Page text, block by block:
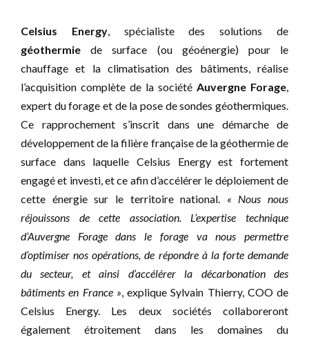
Celsius Energy, spécialiste des solutions de
géothermie de surface (ou géoénergie) pour le
chauffage et la climatisation des bâtiments, réalise
l’acquisition complète de la société Auvergne Forage,
expert du forage et de la pose de sondes géothermiques.
Ce rapprochement s’inscrit dans une démarche de
développement de la filière française de la géothermie de
surface dans laquelle Celsius Energy est fortement
engagé et investi, et ce afin d’accélérer le déploiement de
cette énergie sur le territoire national. « Nous nous
réjouissons de cette association. L’expertise technique
d’Auvergne Forage dans le forage va nous permettre
d’optimiser nos opérations, de répondre à la forte demande
du secteur, et ainsi d’accélérer la décarbonation des
bâtiments en France », explique Sylvain Thierry, COO de
Celsius Energy. Les deux sociétés collaboreront
également étroitement dans les domaines du